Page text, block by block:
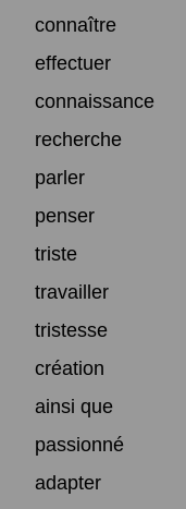
connaître
effectuer
connaissance
recherche
parler
penser
triste
travailler
tristesse
création
ainsi que
passionné
adapter